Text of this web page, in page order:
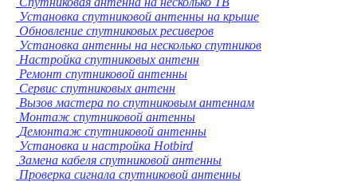
Установка спутниковой антенны на крыше
Обновление спутниковых ресиверов
Установка антенны на несколько спутников
Настройка спутниковых антенн
Ремонт спутниковой антенны
Сервис спутниковых антенн
Вызов мастера по спутниковым антеннам
Монтаж спутниковой антенны
Демонтаж спутниковой антенны
Установка и настройка Hotbird
Замена кабеля спутниковой антенны
Проверка сигнала спутниковой антенны